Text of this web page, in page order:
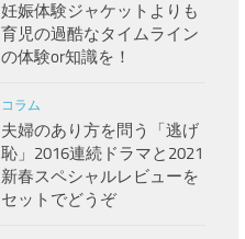
妊娠体験ジャケットよりも
育児の過酷なタイムライン
の体験or知識を！
コラム
夫婦のあり方を問う「逃げ
恥」2016連続ドラマと2021
新春スペシャルレビューを
セットでどうぞ